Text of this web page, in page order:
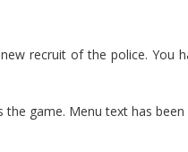
recruit of the police. You
game. Menu text has